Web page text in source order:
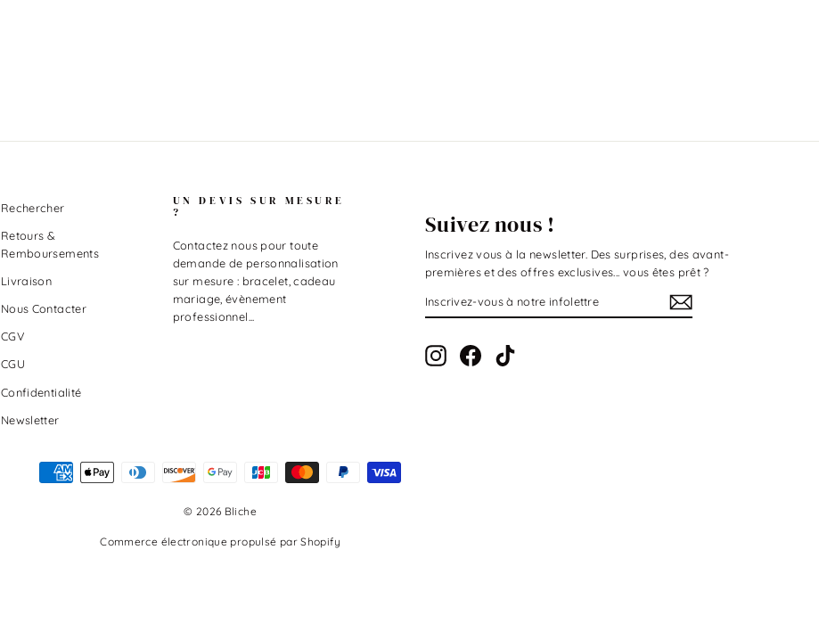
Rechercher
Retours &
Remboursements
Livraison
Nous Contacter
CGV
CGU
Confidentialité
Newsletter
UN DEVIS SUR MESURE
?
Contactez nous pour toute
demande de personnalisation
sur mesure : bracelet, cadeau
mariage, évènement
professionnel...
Suivez nous !
Inscrivez vous à la newsletter. Des surprises, des avant-
premières et des offres exclusives... vous êtes prêt ?
vous
à
infolettre
InstagramFacebookTikTok
© 2026 Bliche
Commerce électronique propulsé par Shopify